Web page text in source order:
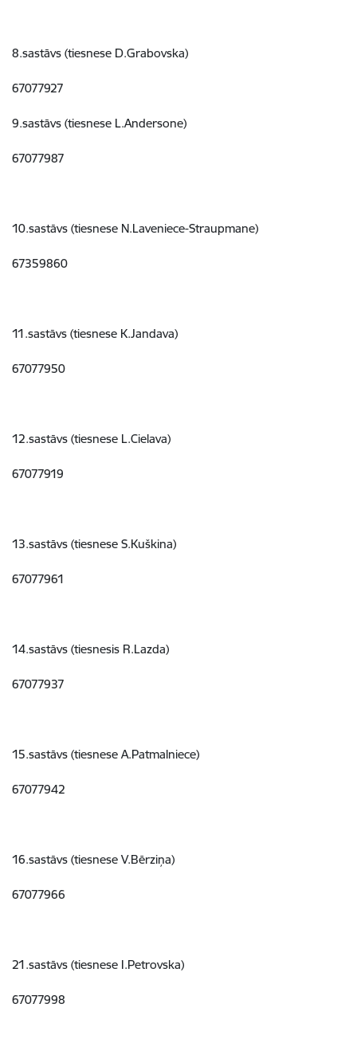
8.sastāvs (tiesnese D.Grabovska)
67077927
9.sastāvs (tiesnese L.Andersone)
67077987
10.sastāvs (tiesnese N.Laveniece-Straupmane)
67359860
11.sastāvs (tiesnese K.Jandava)
67077950
12.sastāvs (tiesnese L.Cielava)
67077919
13.sastāvs (tiesnese S.Kuškina)
67077961
14.sastāvs (tiesnesis R.Lazda)
67077937
15.sastāvs (tiesnese A.Patmalniece)
67077942
16.sastāvs (tiesnese V.Bērziņa)
67077966
21.sastāvs (tiesnese I.Petrovska)
67077998